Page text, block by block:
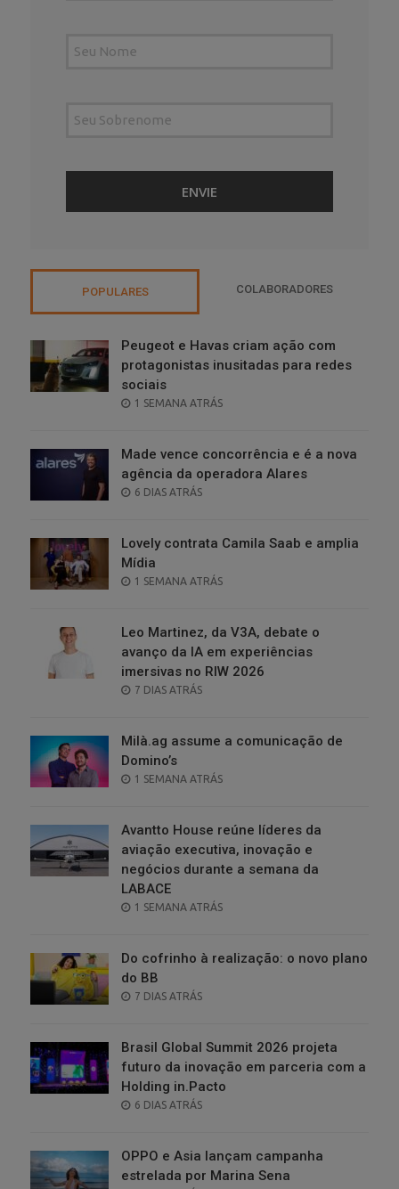
POPULARES COLABORADORES
Peugeot e Havas criam ação com
protagonistas inusitadas para redes
sociais
POSTED
1 SEMANA ATRÁS
Made vence concorrência e é a nova
agência da operadora Alares
POSTED
6 DIAS ATRÁS
Lovely contrata Camila Saab e amplia
Mídia
POSTED
1 SEMANA ATRÁS
Leo Martinez, da V3A, debate o
avanço da IA em experiências
imersivas no RIW 2026
POSTED
7 DIAS ATRÁS
Milà.ag assume a comunicação de
Domino’s
POSTED
1 SEMANA ATRÁS
Avantto House reúne líderes da
aviação executiva, inovação e
negócios durante a semana da
LABACE
POSTED
1 SEMANA ATRÁS
Do cofrinho à realização: o novo plano
do BB
POSTED
7 DIAS ATRÁS
Brasil Global Summit 2026 projeta
futuro da inovação em parceria com a
Holding in.Pacto
POSTED
6 DIAS ATRÁS
OPPO e Asia lançam campanha
estrelada por Marina Sena